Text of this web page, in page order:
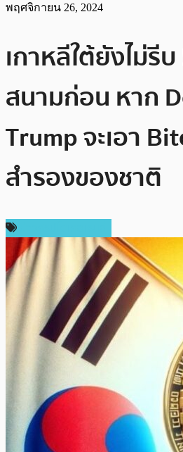
พฤศจิกายน 26, 2024
เกาหลีใต้ยังไม่รี
สนามก่อน หาก
Trump จะเอา
สำรองของชาติ